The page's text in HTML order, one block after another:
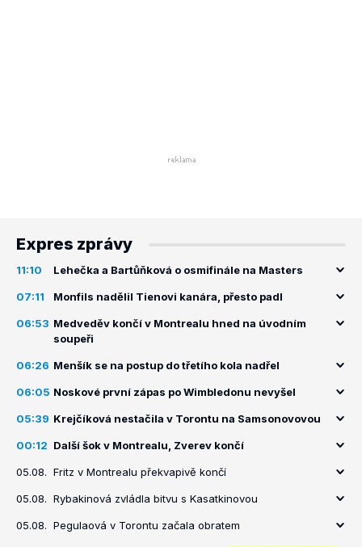
Expres zprávy
11:10 Lehečka a Bartůňková o osmifinále na Masters
07:11 Monfils nadělil Tienovi kanára, přesto padl
06:53 Medveděv končí v Montrealu hned na úvodním
soupeři
06:26 Menšík se na postup do třetího kola nadřel
06:05 Noskové první zápas po Wimbledonu nevyšel
05:39 Krejčíková nestačila v Torontu na Samsonovovou
00:12 Další šok v Montrealu, Zverev končí
05.08. Fritz v Montrealu překvapivě končí
05.08. Rybakinová zvládla bitvu s Kasatkinovou
05.08. Pegulaová v Torontu začala obratem